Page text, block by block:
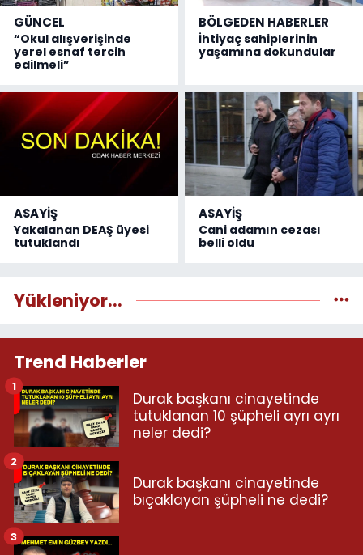
GÜNCEL
“Okul alışverişinde
yerel esnaf tercih
edilmeli”
BÖLGEDEN HABERLER
İhtiyaç sahiplerinin
yaşamına dokundular
ASAYİŞ
Yakalanan DEAŞ üyesi
tutuklandı
ASAYİŞ
Cani adamın cezası
belli oldu
Yükleniyor...
Trend Haberler
Durak başkanı cinayetinde
tutuklanan 10 şüpheli ayrı ayrı
neler dedi?
1
Durak başkanı cinayetinde
bıçaklayan şüpheli ne dedi?
2
3